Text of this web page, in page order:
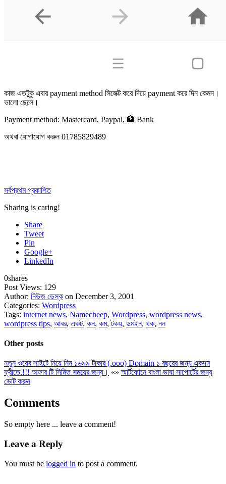
কাজ এতটুকু এবার payment method সিলেক্ট করে দিয়ে payment করে দিন কেমন।
ভালো ছেলে।
Payment method: Mastercard, Paypal, 🏦 Bank
অথবা যোগাযোগ করুন 01785829489
সর্বপ্রথম প্রকাশিত
Sharing is caring!
Share
Tweet
Pin
Google+
LinkedIn
0shares
Post Views: 129
Author: নিউজ ডেস্ক on December 3, 2001
Categories: Wordpress
Tags: internet news, Namecheep, Wordpress, wordpress news,
wordpress tips, আবর, একট, কন, কম,টকয়, ডমইন, থক, নন
Other posts
নতুন ওয়েব সাইটে নিয়ে নিন ১৬৯৯ টাকার (.ooo) Domain ১ বছরের জন্য একদম
ফ্রীতে.!!! অফার টি সিমিত সময়ের জন্য। «»স্মার্টফোনে বাংলা ভাষা সাপোর্টের জন্য
ভোট করুন
Comments
So empty here ... leave a comment!
Leave a Reply
You must be logged in to post a comment.